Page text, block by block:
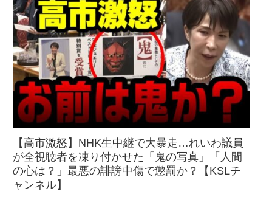
【高市激怒】NHK生中継で大暴走…れいわ議員
が全視聴者を凍り付かせた「鬼の写真」「人間
の心は？」最悪の誹謗中傷で懲罰か？【KSLチ
ャンネル】